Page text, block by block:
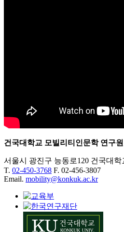
건국대학교 모빌리티인문학 연구원
서울시 광진구 능동로120 건국대학
T. 02-450-3768 F. 02-456-3807
Email. mobility@konkuk.ac.kr